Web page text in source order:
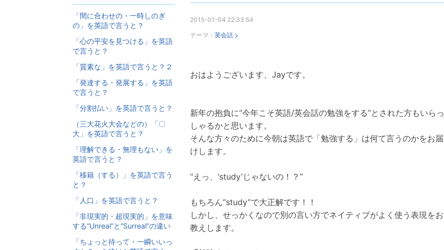
2015-01-04 22:33:54
テーマ： 英会話
おはようございます、Jayです。
新年の抱負に“今年こそ英語/英会話の勉強をする”とされた方もいらっ
しゃるかと思います。
そんな方々のために今朝は英語で「勉強する」は何て言うのかをお届
けします。
“えっ、‘study’じゃないの！？”
もちろん“study”で大正解です！！
しかし、せっかくなので別の言い方でネイティブがよく使う表現をお
教えします。
「間に合わせの・一時しのぎ
の」を英語で言うと？
「心の平安を見つける」を英語
で言うと？
「質素な」を英語で言うと？２
「発達する・発展する」を英語
で言うと？
「分割払い」を英語で言うと？
（三大花火大会などの）「〇
大」を英語で言うと？
「理解できる・無理もない」を
英語で言うと？
「移籍（する）」を英語で言う
と？
「人口」を英語で言うと？
「非現実的・超現実的」を意味
する“Unreal”と“Surreal”の違い
「ちょっと待って・一瞬いいっ